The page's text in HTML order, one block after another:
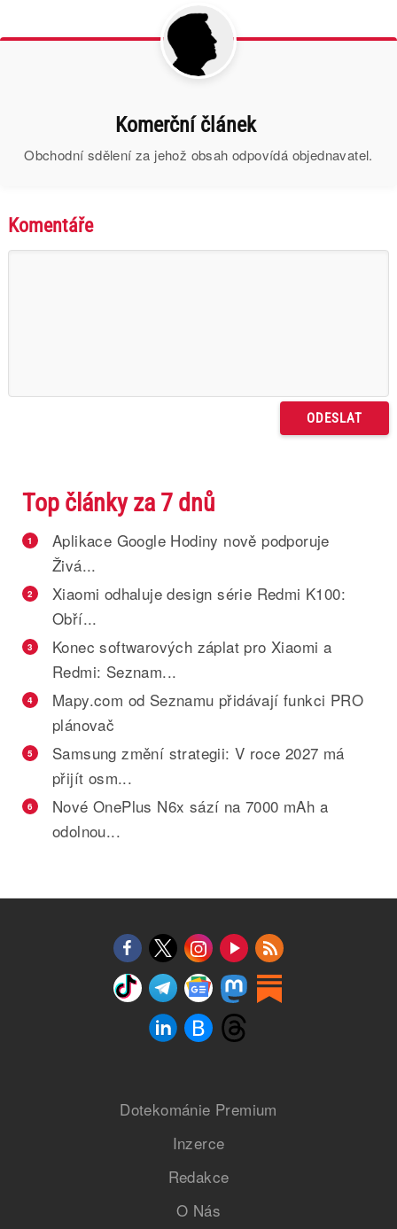
Komerční článek
Obchodní sdělení za jehož obsah odpovídá objednavatel.
Komentáře
Top články za 7 dnů
1
Aplikace Google Hodiny nově podporuje
Živá...
2
Xiaomi odhaluje design série Redmi K100:
Obří...
3
Konec softwarových záplat pro Xiaomi a
Redmi: Seznam...
4
Mapy.com od Seznamu přidávají funkci PRO
plánovač
5
Samsung změní strategii: V roce 2027 má
přijít osm...
6
Nové OnePlus N6x sází na 7000 mAh a
odolnou...
Dotekománie Premium
Inzerce
Redakce
O Nás